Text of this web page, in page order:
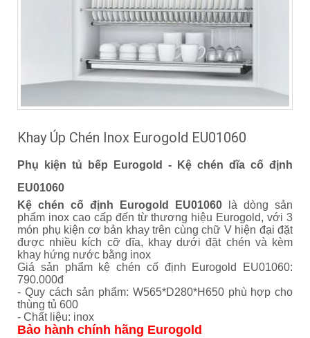
Khay Úp Chén Inox Eurogold EU01060
Phụ kiện tủ bếp Eurogold - Kệ chén dĩa cố định
EU01060
Kệ chén cố định Eurogold EU01060 là dòng sản
phẩm inox cao cấp đến từ thương hiệu Eurogold, với 3
món phụ kiện cơ bản khay trên cùng chữ V hiện đại đặt
được nhiều kích cỡ dĩa, khay dưới đặt chén và kèm
khay hứng nước bằng inox
Giá sản phẩm kệ chén cố định Eurogold EU01060:
790.000đ
- Quy cách sản phẩm: W565*D280*H650 phù hợp cho
thùng tủ 600
- Chất liệu: inox
Bảo hành chính hãng Eurogold